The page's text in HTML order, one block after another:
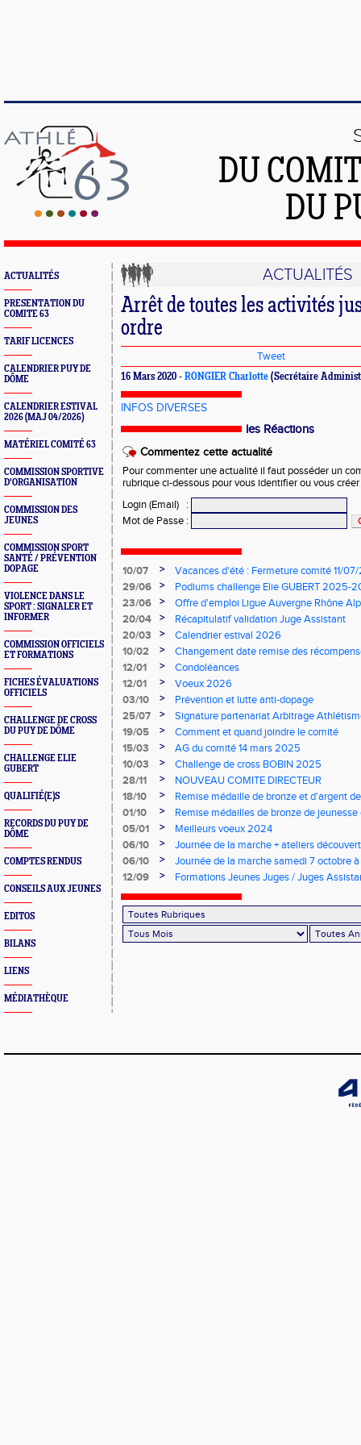
DU
DU
ACTUALITÉS
PRESENTATION DU
COMITE 63
TARIF LICENCES
CALENDRIER PUY DE
DÔME
CALENDRIER ESTIVAL
2026 (MAJ 04/2026)
MATÉRIEL COMITÉ 63
COMMISSION SPORTIVE
D'ORGANISATION
COMMISSION DES
JEUNES
COMMISSION SPORT
SANTÉ / PRÉVENTION
DOPAGE
VIOLENCE DANS LE
SPORT : SIGNALER ET
INFORMER
COMMISSION OFFICIELS
ET FORMATIONS
FICHES ÉVALUATIONS
OFFICIELS
CHALLENGE DE CROSS
DU PUY DE DÔME
CHALLENGE ELIE
GUBERT
QUALIFIÉ(E)S
RECORDS DU PUY DE
DÔME
COMPTES RENDUS
CONSEILS AUX JEUNES
EDITOS
BILANS
LIENS
MÉDIATHÈQUE
ACTUALITÉS
Arrêt de toutes les activités
ordre
Tweet
16 Mars 2020 - RONGIER Charlotte (Secrétaire
INFOS DIVERSES
les Réactions
Commentez cette actualité
Pour commenter une actualité il faut posséder un
rubrique ci-dessous pour vous identifier ou vous
Login (Email)
:
Mot de Passe :
10/07 >
Vacances d'été : Fermeture comité 11/
29/06
>
Podiums challenge Elie GUBERT 2025-
23/06
>
Offre d'emploi Ligue Auvergne Rhône
20/04
>
Récapitulatif validation Juge Assistant
20/03
>
Calendrier estival 2026
10/02
>
Changement date remise des
12/01
>
Condoléances
12/01
>
Voeux 2026
03/10
>
Prévention et lutte anti-dopage
25/07
>
Signature partenariat Arbitrage
19/05
>
Comment et quand joindre le comité
15/03
>
AG du comité 14 mars 2025
10/03
>
Challenge de cross BOBIN 2025
28/11
>
NOUVEAU COMITE DIRECTEUR
18/10
>
Remise médaille de bronze et d'argent
d'Athlétisme
01/10 >
Remise médailles de bronze de jeunesse
05/01
>
Meilleurs voeux 2024
06/10
>
Journée de la marche + ateliers
Lempdes
06/10 >
Journée de la marche samedi 7 octobre
12/09
> Formations Jeunes Juges / Juges